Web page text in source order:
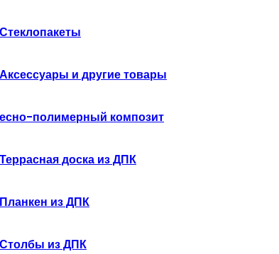
Стеклопакеты
Аксессуары и другие товары
полимерный композит
Террасная доска из ДПК
Планкен из ДПК
Столбы из ДПК
15 лет
0,5 Velur X RAL 7016